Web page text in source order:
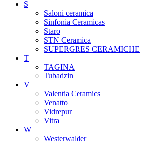
S
Saloni ceramica
Sinfonia Ceramicas
Staro
STN Ceramica
SUPERGRES CERAMICHE
T
TAGINA
Tubadzin
V
Valentia Ceramics
Venatto
Vidrepur
Vitra
W
Westerwalder